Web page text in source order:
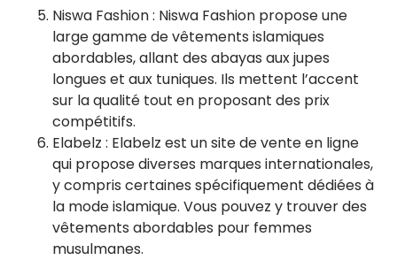
Niswa Fashion : Niswa Fashion propose une
large gamme de vêtements islamiques
abordables, allant des abayas aux jupes
longues et aux tuniques. Ils mettent l’accent
sur la qualité tout en proposant des prix
compétitifs.
Elabelz : Elabelz est un site de vente en ligne
qui propose diverses marques internationales,
y compris certaines spécifiquement dédiées à
la mode islamique. Vous pouvez y trouver des
vêtements abordables pour femmes
musulmanes.